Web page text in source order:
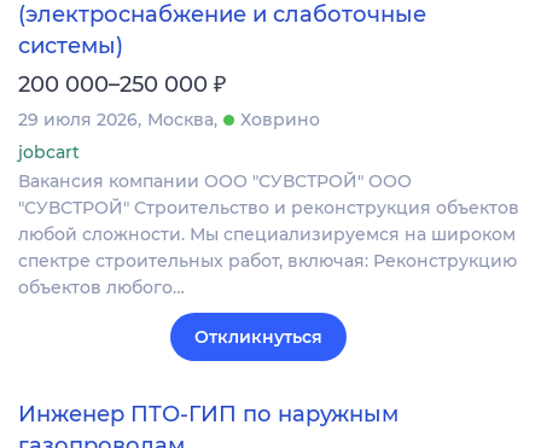
(электроснабжение и слаботочные
системы)
200 000–250 000 ₽
29 июля 2026 Москва
Ховрино
jobcart
Вакансия компании ООО "СУВСТРОЙ" ООО
"СУВСТРОЙ" Строительство и реконструкция объектов
любой сложности. Мы специализируемся на широком
спектре строительных работ, включая: Реконструкцию
объектов любого…
Откликнуться
Инженер ПТО-ГИП по наружным